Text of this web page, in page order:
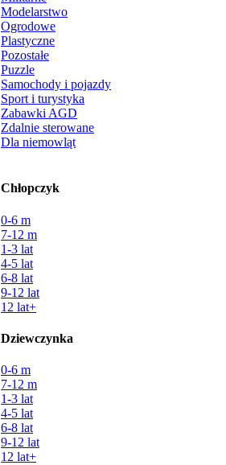
Modelarstwo
Ogrodowe
Plastyczne
Pozostałe
Puzzle
Samochody i pojazdy
Sport i turystyka
Zabawki AGD
Zdalnie sterowane
Dla niemowląt
Chłopczyk
0-6 m
7-12 m
1-3 lat
4-5 lat
6-8 lat
9-12 lat
12 lat+
Dziewczynka
0-6 m
7-12 m
1-3 lat
4-5 lat
6-8 lat
9-12 lat
12 lat+